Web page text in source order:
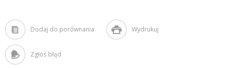
Dodaj do porównania Wydrukuj
Zgłoś błąd